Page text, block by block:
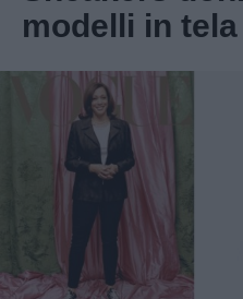
modelli in tela